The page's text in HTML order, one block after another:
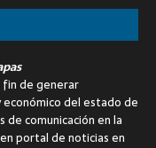
fin de generar
del estado de
de comunicación en la
portal de noticias en